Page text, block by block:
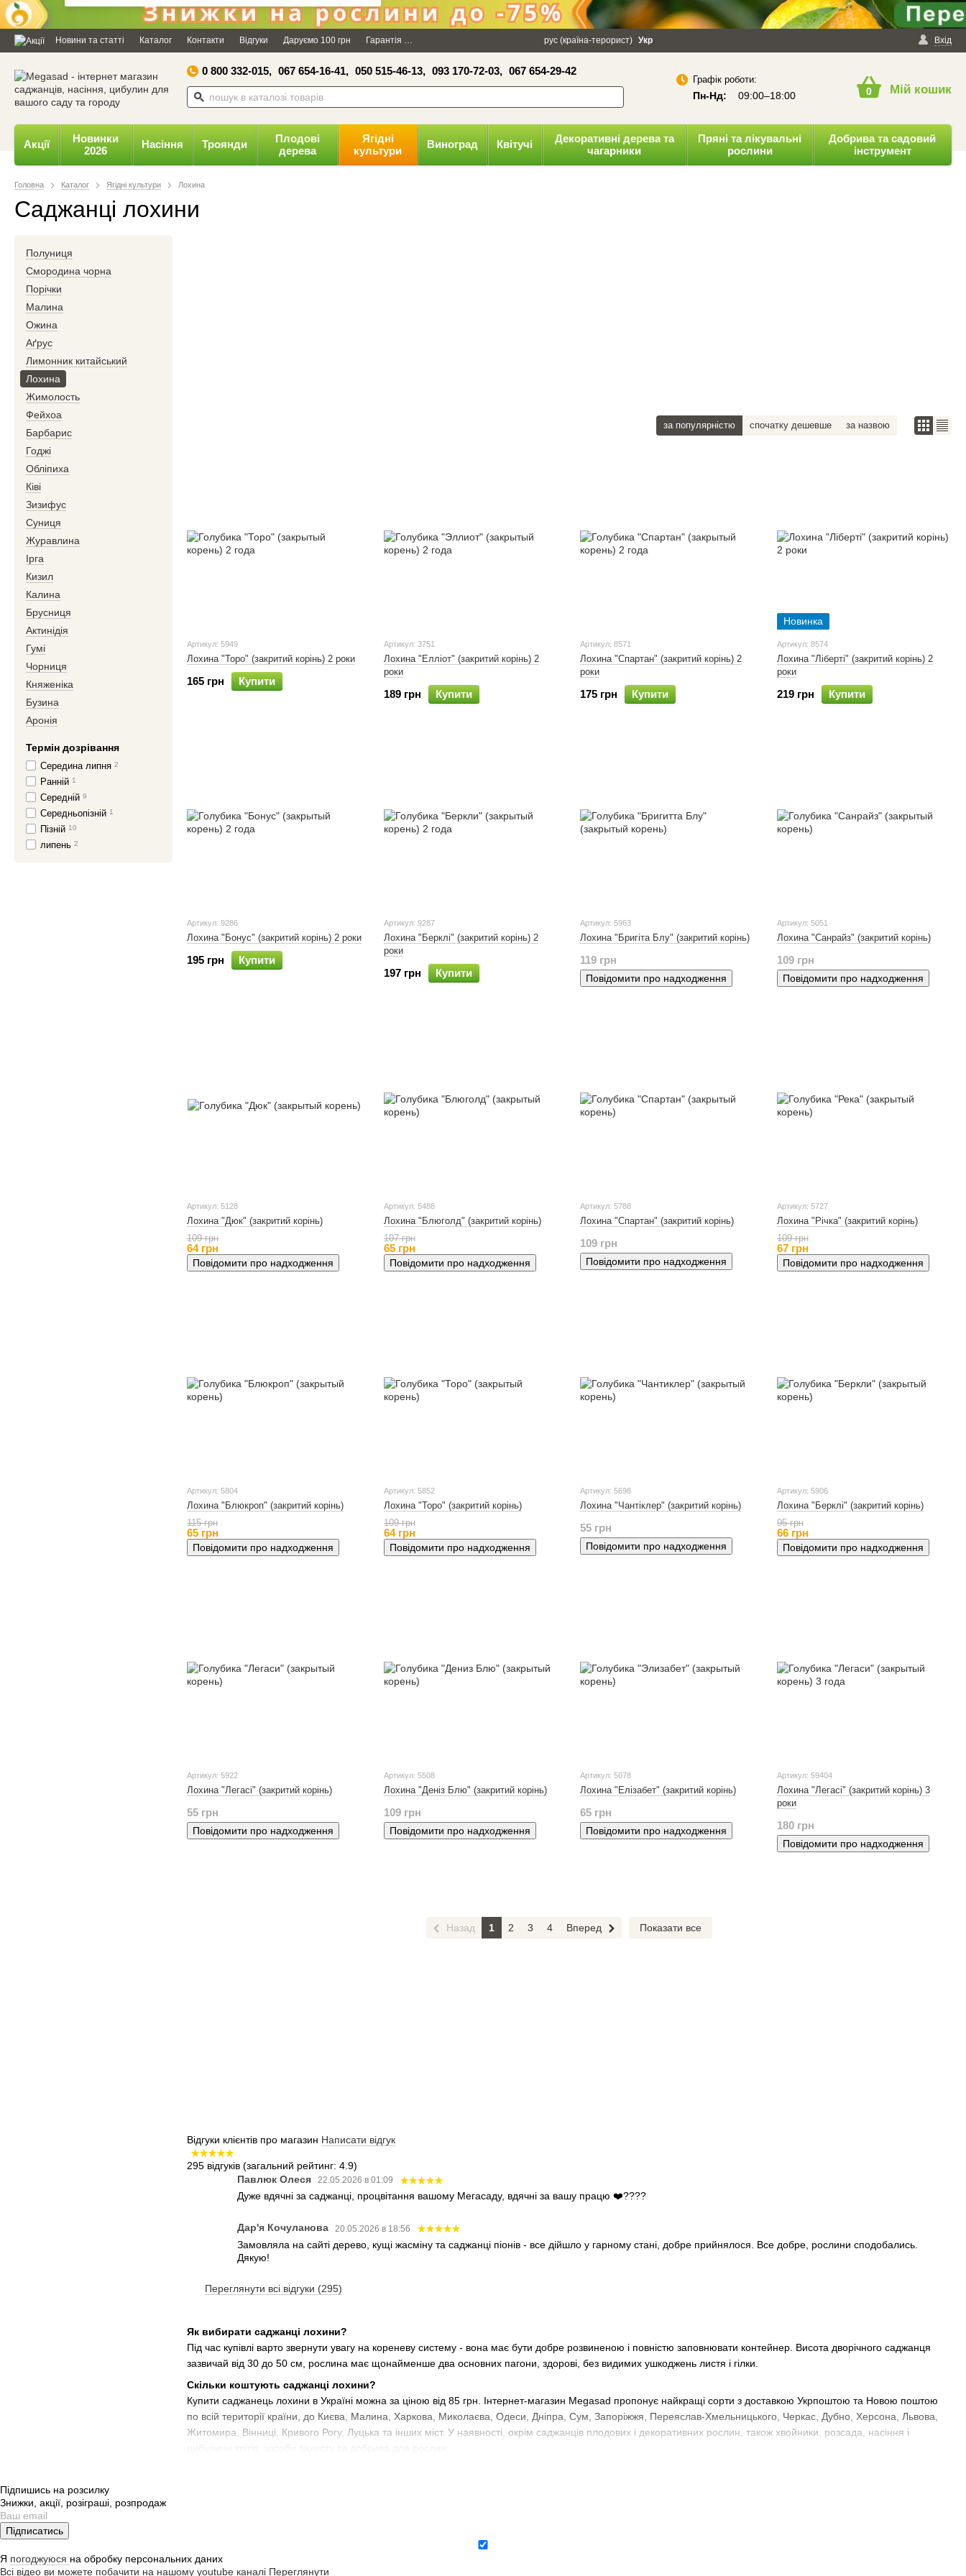
Дозвольте сайту megasad.net
відправляти вам сповіщення на
робочий стіл.
Powered by SendPulse Заборонити Дозволити
×
Новини та статті Каталог Контакти Відгуки Даруємо 100 грн Гарантія Політика конфіденційності Вхід
рус (країна-терорист) Укр
0 800 332-015, 067 654-16-41, 050 515-46-13, 093 170-72-03, 067 654-29-42
Графік роботи:
Пн-Нд: 09:00–18:00 0 Мій кошик
Акції
Новинки
2026
Насіння Троянди
Плодові
дерева
Ягідні
культури
Виноград Квітучі
Декоративні дерева та
чагарники
Пряні та лікувальні
рослини
Добрива та садовий
інструмент
Головна Каталог Ягідні культури Лохина
Саджанці лохини
Як вибирати саджанці лохини?
Під час купівлі варто звернути увагу на кореневу систему - вона має бути добре розвиненою і повністю заповнювати контейнер. Висота дворічного саджанця
зазвичай від 30 до 50 см, рослина має щонайменше два основних пагони, здорові, без видимих ушкоджень листя і гілки.
Скільки коштують саджанці лохини?
Купити саджанець лохини в Україні можна за ціною від 85 грн. Інтернет-магазин Megasad пропонує найкращі сорти з доставкою Укрпоштою та Новою поштою
по всій території країни, до Києва, Малина, Харкова, Миколаєва, Одеси, Дніпра, Сум, Запоріжжя, Переяслав-Хмельницького, Черкас, Дубно, Херсона, Львова,
Житомира, Вінниці, Кривого Рогу, Луцька та інших міст. У наявності, окрім саджанців плодових і декоративних рослин, також хвойники, розсада, насіння і
цибулини квітів, засоби захисту та добрива для рослин.
Для рослини необхідне світло і тепло. Тінисті ділянки саду, що знаходяться на протягах, не підходять. Грунт варто підтримувати злегка вологим, не допускаючи
пересихання коренів. З мінеральних добрив вибирають комплексні універсальні склади, навесні вносять колоїдну сірку з розрахунку 30 грам на один кущ.
за популярністю спочатку дешевше за назвою
Артикул: 5949
Лохина "Торо" (закритий корінь) 2 роки
165 грн Купити
Артикул: 3751
Лохина "Елліот" (закритий корінь) 2
роки
189 грн Купити
Артикул: 8571
Лохина "Спартан" (закритий корінь) 2
роки
175 грн Купити
Новинка
Артикул: 8574
Лохина "Ліберті" (закритий корінь) 2
роки
219 грн Купити
Артикул: 9286
Лохина "Бонус" (закритий корінь) 2 роки
195 грн Купити
Артикул: 9287
Лохина "Берклі" (закритий корінь) 2
роки
197 грн Купити
Артикул: 5963
Лохина "Бригіта Блу" (закритий корінь)
119 грн
Повідомити про надходження
Артикул: 5051
Лохина "Санрайз" (закритий корінь)
109 грн
Повідомити про надходження
Артикул: 5128
Лохина "Дюк" (закритий корінь)
109 грн
64 грн
Повідомити про надходження
Артикул: 5488
Лохина "Блюголд" (закритий корінь)
107 грн
65 грн
Повідомити про надходження
Артикул: 5788
Лохина "Спартан" (закритий корінь)
109 грн
Повідомити про надходження
Артикул: 5727
Лохина "Річка" (закритий корінь)
109 грн
67 грн
Повідомити про надходження
Артикул: 5804
Лохина "Блюкроп" (закритий корінь)
115 грн
65 грн
Повідомити про надходження
Артикул: 5852
Лохина "Торо" (закритий корінь)
109 грн
64 грн
Повідомити про надходження
Артикул: 5698
Лохина "Чантіклер" (закритий корінь)
55 грн
Повідомити про надходження
Артикул: 5906
Лохина "Берклі" (закритий корінь)
95 грн
66 грн
Повідомити про надходження
Артикул: 5922
Лохина "Легасі" (закритий корінь)
55 грн
Повідомити про надходження
Артикул: 5508
Лохина "Деніз Блю" (закритий корінь)
109 грн
Повідомити про надходження
Артикул: 5078
Лохина "Елізабет" (закритий корінь)
65 грн
Повідомити про надходження
Артикул: 59404
Лохина "Легасі" (закритий корінь) 3
роки
180 грн
Повідомити про надходження
Назад 1 2 3 4 Вперед Показати все
Відгуки клієнтів про магазин Написати відгук
295 відгуків (загальний рейтинг: 4.9)
Павлюк Олеся
22.05.2026 в 01:09
Дуже вдячні за саджанці, процвітання вашому Мегасаду, вдячні за вашу працю ❤️????
Дар'я Кочуланова 20.05.2026 в 18:56
Замовляла на сайті дерево, кущі жасміну та саджанці піонів - все дійшло у гарному стані, добре прийнялося. Все добре, рослини сподобались.
Дякую!
Переглянути всі відгуки (295)
Полуниця
Смородина чорна
Порічки
Малина
Ожина
Аґрус
Лимонник китайський
Лохина
Жимолость
Фейхоа
Барбарис
Годжі
Обліпиха
Ківі
Зизифус
Суниця
Журавлина
Ірга
Кизил
Калина
Брусниця
Актинідія
Гумі
Чорниця
Княженіка
Бузина
Аронія
Термін дозрівання
Середина липня 2
Ранній 1
Середній 9
Середньопізній 1
Пізній 10
липень 2
Підпишись на розсилку
Знижки, акції, розіграші, розпродаж
Підписатись
Я погоджуюся на обробку персональних даних
Всі відео ви можете побачити на нашому youtube каналі Переглянути